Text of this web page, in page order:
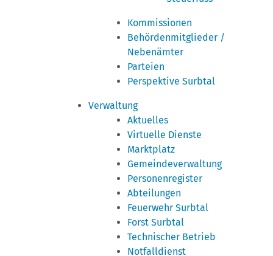
Kommissionen
Behördenmitglieder /
Nebenämter
Parteien
Perspektive Surbtal
Verwaltung
Aktuelles
Virtuelle Dienste
Marktplatz
Gemeindeverwaltung
Personenregister
Abteilungen
Feuerwehr Surbtal
Forst Surbtal
Technischer Betrieb
Notfalldienst